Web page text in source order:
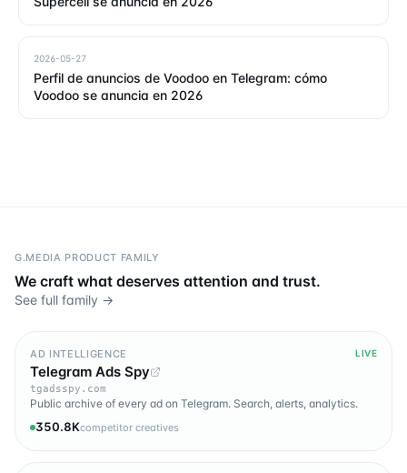
2026-05-27
Perfil de anuncios de Voodoo en Telegram: cómo
Voodoo se anuncia en 2026
G.MEDIA PRODUCT FAMILY
We craft what deserves attention and trust.
See full family →
AD INTELLIGENCE LIVE
Telegram Ads Spy
tgadsspy.com
Public archive of every ad on Telegram. Search, alerts, analytics.
350.8Kcompetitor creatives